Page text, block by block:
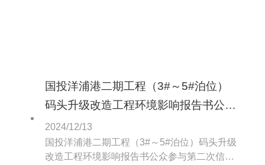
国投洋浦港二期工程（3#～5#泊位）
码头升级改造工程环境影响报告书公众
参与第二次信息公示
2024/12/13
国投洋浦港二期工程（3#～5#泊位）码头升级
改造工程环境影响报告书公众参与第二次信息